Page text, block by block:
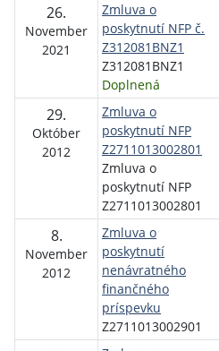
26.
November
2021
Zmluva o
poskytnutí NFP č.
Z312081BNZ1
Z312081BNZ1
Doplnená
29.
Október
2012
Zmluva o
poskytnutí NFP
Z2711013002801
Zmluva o
poskytnutí NFP
Z2711013002801
8.
November
2012
Zmluva o
poskytnutí
nenávratného
finančného
príspevku
Z2711013002901